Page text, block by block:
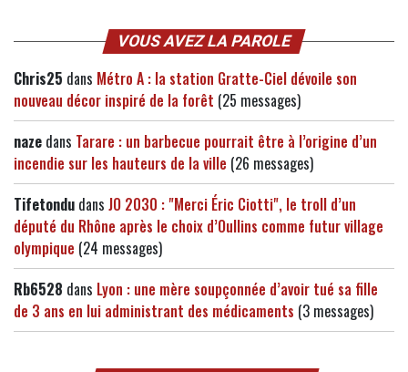
VOUS AVEZ LA PAROLE
Chris25 dans Métro A : la station Gratte-Ciel dévoile son
nouveau décor inspiré de la forêt (25 messages)
naze dans Tarare : un barbecue pourrait être à l’origine d’un
incendie sur les hauteurs de la ville (26 messages)
Tifetondu dans JO 2030 : "Merci Éric Ciotti", le troll d’un
député du Rhône après le choix d’Oullins comme futur village
olympique (24 messages)
Rb6528 dans Lyon : une mère soupçonnée d’avoir tué sa fille
de 3 ans en lui administrant des médicaments (3 messages)